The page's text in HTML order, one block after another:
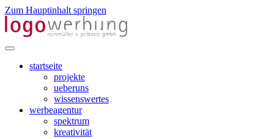
Zum Hauptinhalt springen
startseite
projekte
ueberuns
wissenswertes
werbeagentur
spektrum
kreativität